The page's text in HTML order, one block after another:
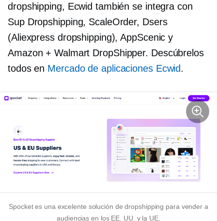
dropshipping, Ecwid también se integra con
Sup Dropshipping, ScaleOrder, Dsers
(Aliexpress dropshipping), AppScenic y
Amazon + Walmart DropShipper. Descúbrelos
todos en Mercado de aplicaciones Ecwid.
Spocket es una excelente solución de dropshipping para vender a
audiencias en los EE. UU. y la UE.